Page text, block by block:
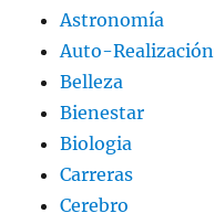
Astronomía
Auto-Realización
Belleza
Bienestar
Biologia
Carreras
Cerebro